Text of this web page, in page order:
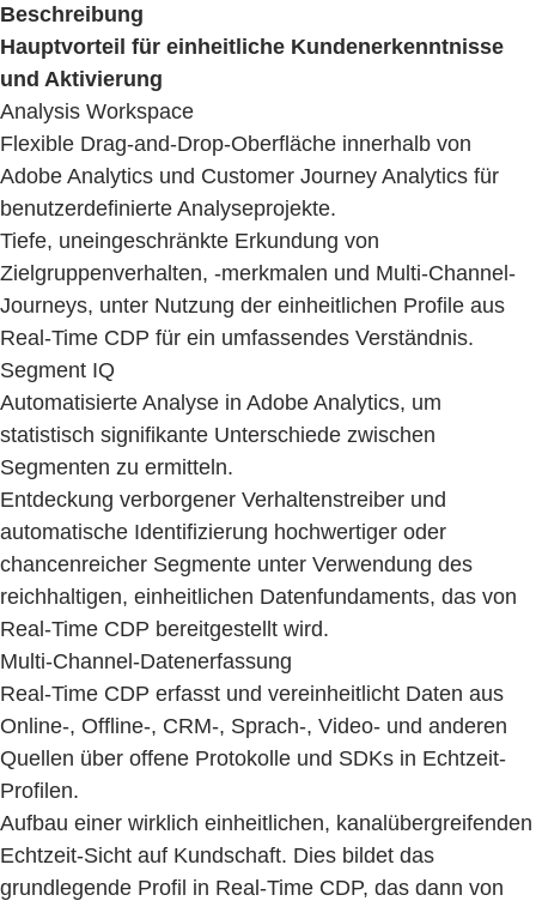
Beschreibung
Hauptvorteil für einheitliche Kundenerkenntnisse
und Aktivierung
Analysis Workspace
Flexible Drag-and-Drop-Oberfläche innerhalb von
Adobe Analytics und Customer Journey Analytics für
benutzerdefinierte Analyseprojekte.
Tiefe, uneingeschränkte Erkundung von
Zielgruppenverhalten, -merkmalen und Multi-Channel-
Journeys, unter Nutzung der einheitlichen Profile aus
Real-Time CDP für ein umfassendes Verständnis.
Segment IQ
Automatisierte Analyse in Adobe Analytics, um
statistisch signifikante Unterschiede zwischen
Segmenten zu ermitteln.
Entdeckung verborgener Verhaltenstreiber und
automatische Identifizierung hochwertiger oder
chancenreicher Segmente unter Verwendung des
reichhaltigen, einheitlichen Datenfundaments, das von
Real-Time CDP bereitgestellt wird.
Multi-Channel-Datenerfassung
Real-Time CDP erfasst und vereinheitlicht Daten aus
Online-, Offline-, CRM-, Sprach-, Video- und anderen
Quellen über offene Protokolle und SDKs in Echtzeit-
Profilen.
Aufbau einer wirklich einheitlichen, kanalübergreifenden
Echtzeit-Sicht auf Kundschaft. Dies bildet das
grundlegende Profil in Real-Time CDP, das dann von